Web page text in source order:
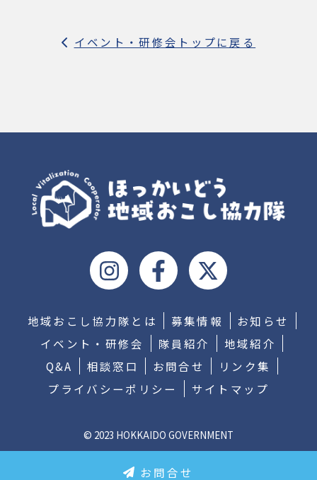
お問合せ
イベント・研修会トップに戻る
地域おこし協力隊とは 募集情報
お知らせ
イベント・研修会
隊員紹介
地域紹介
Q&A
相談窓口 お問合せ
リンク集
プライバシーポリシー
サイトマップ
© 2023 HOKKAIDO GOVERNMENT